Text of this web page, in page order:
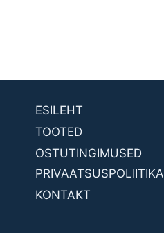
ESILEHT
TOOTED
OSTUTINGIMUSED
PRIVAATSUSPOLIITIKA
KONTAKT